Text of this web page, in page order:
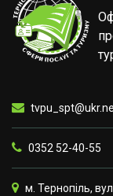
0352 52-40-55
м. Тернопіль,